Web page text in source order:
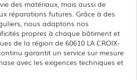
des matériaux, mais aussi de
réparations futures. Grâce à des
nous adaptons nos
propres à chaque bâtiment et
de la région de 60610 LA CROIX-
garantit un service sur mesure
avec les exigences techniques et